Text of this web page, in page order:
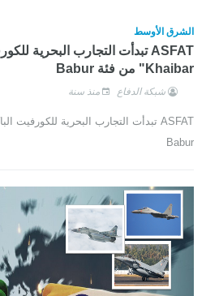
الشرق الأوسط
Khaibar" من فئة Babur
شبكة الدفاع منذ سنة
Babur